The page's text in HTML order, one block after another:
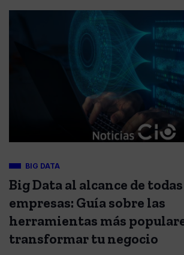
BIG DATA
Big Data al alcance de
empresas: Guía sobre las
herramientas más
transformar tu negocio